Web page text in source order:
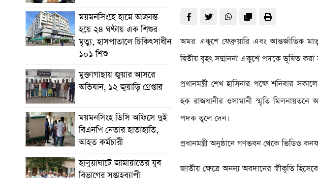
ময়মনসিংহে হামে আক্রান্ত
হয়ে ২৪ ঘণ্টায় এক শিশুর
মৃত্যু, হাসপাতালে চিকিৎসাধীন
১০১ শিশু
মুক্তাগাছায় জুয়ার আসরে
অভিযান, ১২ জুয়াড়ি গ্রেপ্তার
ময়মনসিংহ ডিসি অফিসে দুই
বিএনপি নেতার হাতাহাতি,
আহত কর্মচারী
হালুয়াঘাটে জামায়াতের যুব
বিভাগের সপ্তাহব্যাপী
অমর একুশে ফেব্রুয়ারি এবং আন্তর্জাতিক
দ্বিতীয় বৃহৎ সম্মাননা একুশে পদকে ভূষিত করা
প্রধানমন্ত্রী শেখ হাসিনার পক্ষে শনিবার
হক রাজধানীর ওসামানী স্মৃতি
পদক তুলে দেন।
প্রধানমন্ত্রী অনুষ্ঠানে গণভবন থেকে ভিডিও
জাতীয় ক্ষেত্রে অনন্য অবদানের স্বীকৃতি